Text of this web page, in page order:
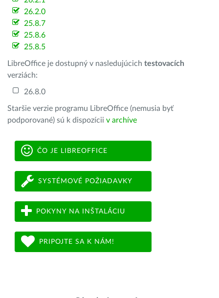
26.2.0
25.8.7
25.8.6
25.8.5
LibreOffice je dostupný v nasledujúcich testovacích
verziách:
26.8.0
Staršie verzie programu LibreOffice (nemusia byť
podporované) sú k dispozícii v archíve
ČO JE LIBREOFFICE
SYSTÉMOVÉ POŽIADAVKY
POKYNY NA INŠTALÁCIU
PRIPOJTE SA K NÁM!